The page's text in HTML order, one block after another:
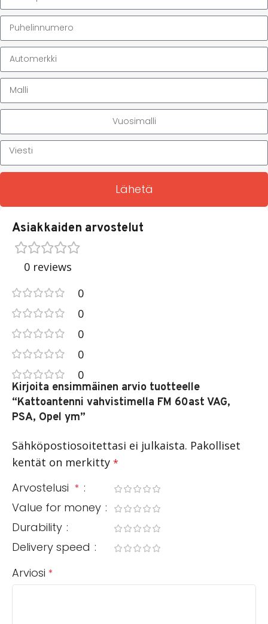
Lähetä
Asiakkaiden arvostelut
0 reviews
0
0
0
0
0
Kirjoita ensimmäinen arvio tuotteelle
“Kattoantenni vahvistimella FM 60ast VAG,
PSA, Opel ym”
Sähköpostiosoitettasi ei julkaista. Pakolliset
kentät on merkitty *
Arvostelusi *
Value for money
Durability
Delivery speed
Arviosi *